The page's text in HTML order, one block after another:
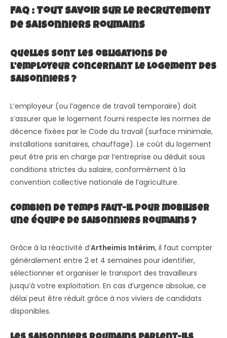
FAQ : Tout savoir sur le recrutement
de saisonniers roumains
Quelles sont les obligations de
l’employeur concernant le logement des
saisonniers ?
L’employeur (ou l’agence de travail temporaire) doit
s’assurer que le logement fourni respecte les normes de
décence fixées par le Code du travail (surface minimale,
installations sanitaires, chauffage). Le coût du logement
peut être pris en charge par l’entreprise ou déduit sous
conditions strictes du salaire, conformément à la
convention collective nationale de l’agriculture.
Combien de temps faut-il pour mobiliser
une équipe de saisonniers roumains ?
Grâce à la réactivité d’Artheimis Intérim, il faut compter
généralement entre 2 et 4 semaines pour identifier,
sélectionner et organiser le transport des travailleurs
jusqu’à votre exploitation. En cas d’urgence absolue, ce
délai peut être réduit grâce à nos viviers de candidats
disponibles.